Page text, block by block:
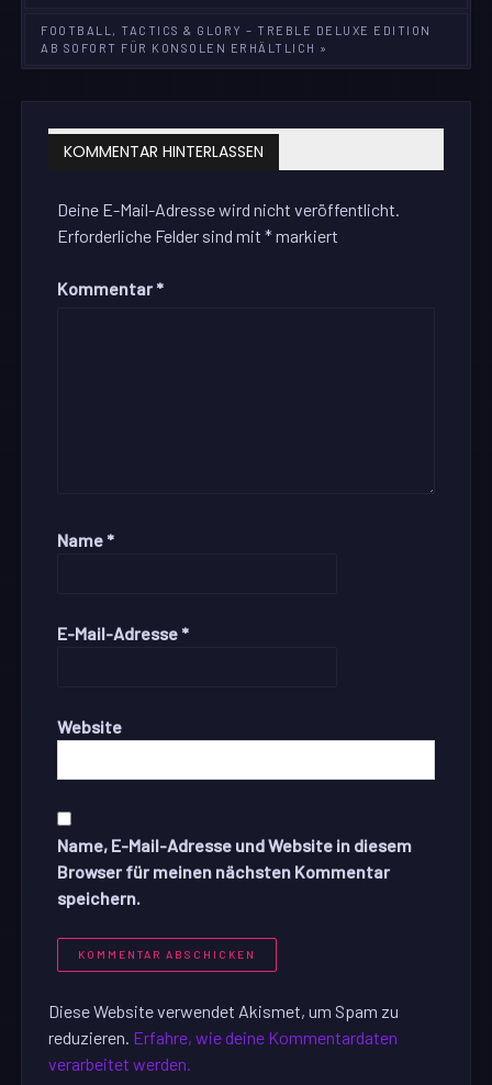
FOOTBALL, TACTICS & GLORY – TREBLE DELUXE EDITION
AB SOFORT FÜR KONSOLEN ERHÄLTLICH »
KOMMENTAR HINTERLASSEN
Deine E-Mail-Adresse wird nicht veröffentlicht.
Erforderliche Felder sind mit*markiert
Kommentar *
Name *
E-Mail-Adresse *
Website
Name, E-Mail-Adresse und Website in diesem
Browser für meinen nächsten Kommentar
speichern.
Diese Website verwendet Akismet, um Spam zu
reduzieren. Erfahre, wie deine Kommentardaten
verarbeitet werden.